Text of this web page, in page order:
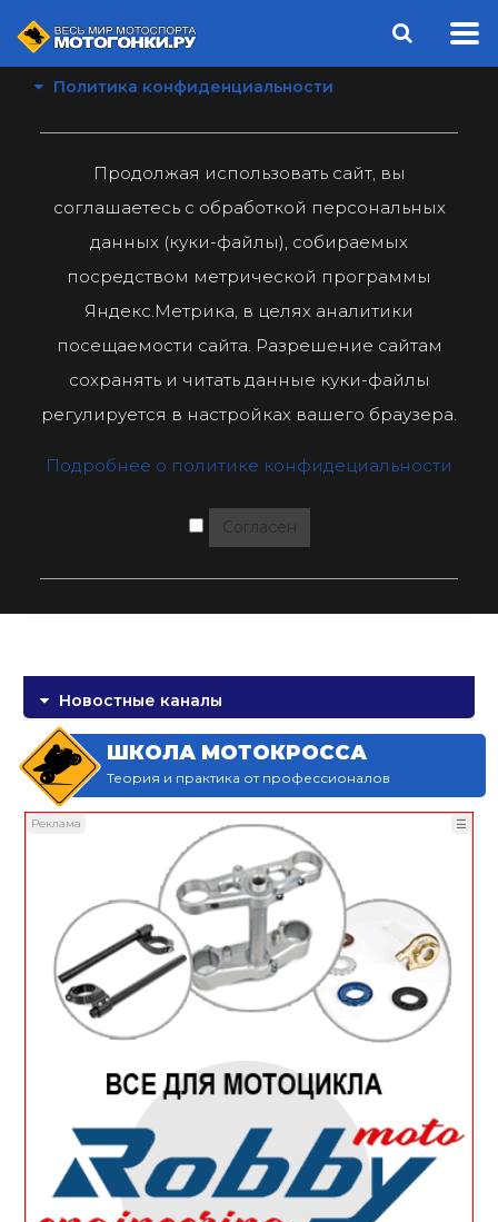
Политика конфиденциальности
Продолжая использовать сайт, вы
соглашаетесь с обработкой персональных
данных (куки-файлы), собираемых
посредством метрической программы
Яндекс.Метрика, в целях аналитики
посещаемости сайта. Разрешение сайтам
сохранять и читать данные куки-файлы
регулируется в настройках вашего браузера.
Подробнее о политике конфидециальности
Согласен
Новостные каналы
ШКОЛА МОТОКРОССА
Теория и практика от профессионалов
Реклама ☰